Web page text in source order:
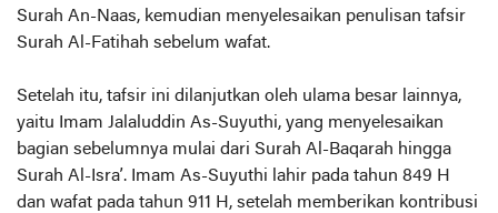
Surah An-Naas, kemudian menyelesaikan penulisan tafsir
Surah Al-Fatihah sebelum wafat.
Setelah itu, tafsir ini dilanjutkan oleh ulama besar lainnya,
yaitu Imam Jalaluddin As-Suyuthi, yang menyelesaikan
bagian sebelumnya mulai dari Surah Al-Baqarah hingga
Surah Al-Isra’. Imam As-Suyuthi lahir pada tahun 849 H
dan wafat pada tahun 911 H, setelah memberikan kontribusi